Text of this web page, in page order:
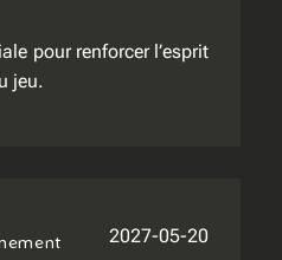
pour renforcer l’esprit
jeu.
2027-05-20